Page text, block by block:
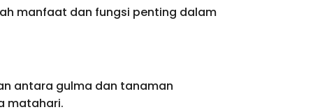
manfaat dan fungsi penting dalam
antara gulma dan tanaman
matahari.